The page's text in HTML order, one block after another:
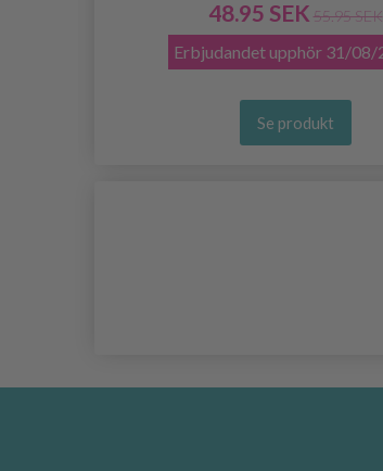
48.95 SEK 55.95 SEK
Erbjudandet upphör 31/08/
Se produkt